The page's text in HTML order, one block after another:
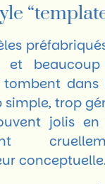
et
tombent dans
trop
jolis en